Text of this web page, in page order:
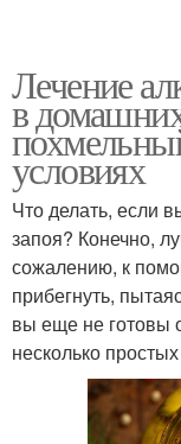
Лечение
в
условиях
Что делать, если
запоя? Конечно,
сожалению, к
прибегнуть,
вы еще не готовы
несколько